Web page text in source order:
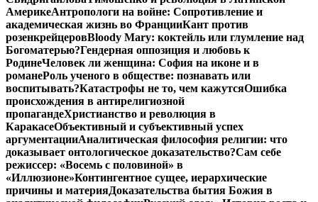
АмерикеАнтропологи на войне: Сопротивление и
академическая жизнь во ФранцииКант против
розенкрейцеровBloody Mary: коктейль или глумление над
Богоматерью?Гендерная оппозиция и любовь к
РодинеЧеловек ли женщина: София на иконе и в
романеРоль ученого в обществе: познавать или
воспитывать?Катастрофы не то, чем кажутсяОшибка
происхождения в антирелигиозной
пропагандеХристианство и революция в
КаракасеОбъективный и субъективный успех
аргументацииАналитическая философия религии: что
доказывает онтологическое доказательство?Сам себе
режиссер: «Восемь с половиной» в
«Иллюзионе»Контингентное сущее, иерархические
причины и материяДоказательства бытия Божия в